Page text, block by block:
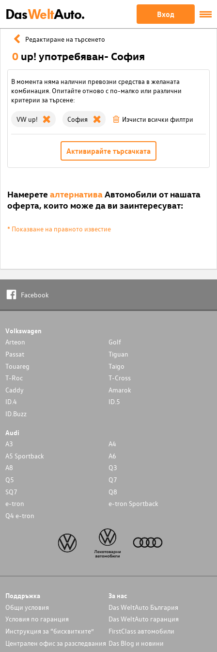
DasWeltAuto. Вход
Редактиране на търсенето
0 up! употребяван- София
В момента няма налични превозни средства в желаната
комбинация. Опитайте отново с по-малко или различни
критерии за търсене:
VW up! София Изчисти всички филтри
Активирайте търсачката
Намерете алтернативаАвтомобили от нашата
оферта, които може да ви заинтересуват:
* Показване на правното известие
Facebook
Volkswagen
Arteon
Golf
Passat
Tiguan
Touareg
Taigo
T-Roc
T-Cross
Caddy
Amarok
ID.4
ID.5
ID.Buzz
Audi
A3
A4
A5 Sportback
A6
A8
Q3
Q5
Q7
SQ7
Q8
e-tron
e-tron Sportback
Q4 e-tron
Поддръжка
Общи условия
Условия по гаранция
Инструкция за “бисквитките”
Централен офис за разследвания
За нас
Das WeltAuto България
Das WeltAuto гаранция
FirstClass автомобили
Das Blog и новини